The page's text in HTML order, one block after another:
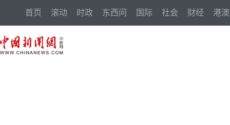
首页 滚动 时政 东西问 国际 社会 财经 港澳